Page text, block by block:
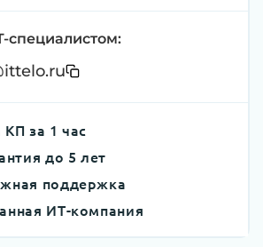
специалистом:
за 1 час
до 5 лет
поддержка
ИТ-компания